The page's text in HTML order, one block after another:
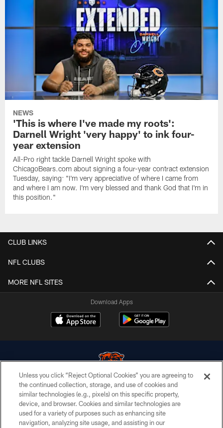
NEWS
'This is where I've made my roots':
Darnell Wright 'very happy' to ink four-
year extension
All-Pro right tackle Darnell Wright spoke with
ChicagoBears.com about signing a four-year contract extension
Tuesday, saying: "I'm very appreciative of where I came from
and where I am now. I'm very blessed and thank God that I'm in
this position."
CLUB LINKS
NFL CLUBS
MORE NFL SITES
Download Apps
© Chicago Bears. All rights reserved.
ACCESSIBILITY
Unless you click “Reject Optional Cookies” you are agreeing to
the continued collection, storage, and use of cookies and
similar technologies (e.g., pixels) on this specific property,
device, and browser. Cookies and similar technologies are
used for a variety of purposes such as enhancing site
navigation, analyzing site usage, and assisting in our